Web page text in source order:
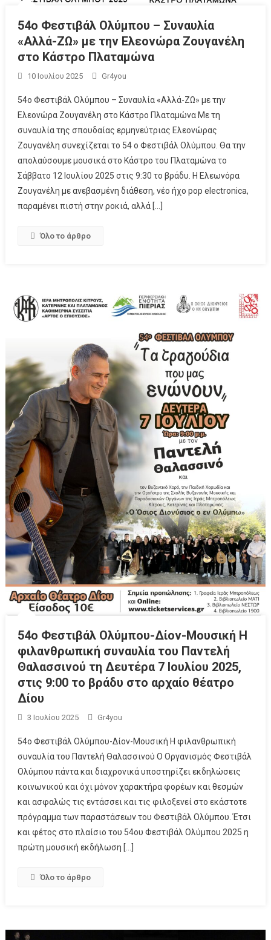
54ο Φεστιβάλ Ολύμπου – Συναυλία
«Αλλά-ΖΩ» με την Ελεονώρα Ζουγανέλη
στο Κάστρο Πλαταμώνα
10 Ιουλίου 2025 Gr4you
54ο Φεστιβάλ Ολύμπου – Συναυλία «Αλλά-ΖΩ» με την
Ελεονώρα Ζουγανέλη στο Κάστρο Πλαταμώνα Με τη
συναυλία της σπουδαίας ερμηνεύτριας Ελεονώρας
Ζουγανέλη συνεχίζεται το 54 ο Φεστιβάλ Ολύμπου. Θα την
απολαύσουμε μουσικά στο Κάστρο του Πλαταμώνα το
Σάββατο 12 Ιουλίου 2025 στις 9:30 το βράδυ. Η Ελεωνόρα
Ζουγανέλη με ανεβασμένη διάθεση, νέο ήχο pop electronica,
παραμένει πιστή στην ροκιά, αλλά […]
Όλο το άρθρο
54ο Φεστιβάλ Ολύμπου-Δίον-Μουσική Η
φιλανθρωπική συναυλία του Παντελή
Θαλασσινού τη Δευτέρα 7 Ιουλίου 2025,
στις 9:00 το βράδυ στο αρχαίο θέατρο
Δίου
3 Ιουλίου 2025 Gr4you
54ο Φεστιβάλ Ολύμπου-Δίον-Μουσική Η φιλανθρωπική
συναυλία του Παντελή Θαλασσινού Ο Οργανισμός Φεστιβάλ
Ολύμπου πάντα και διαχρονικά υποστηρίζει εκδηλώσεις
κοινωνικού και όχι μόνον χαρακτήρα φορέων και θεσμών
και ασφαλώς τις εντάσσει και τις φιλοξενεί στο εκάστοτε
πρόγραμμα των παραστάσεων του Φεστιβάλ Ολύμπου. Έτσι
και φέτος στο πλαίσιο του 54ου Φεστιβάλ Ολύμπου 2025 η
πρώτη μουσική εκδήλωση […]
Όλο το άρθρο